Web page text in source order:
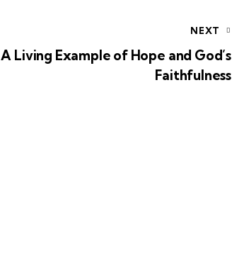
NEXT
A Living Example of Hope and God’s
Faithfulness